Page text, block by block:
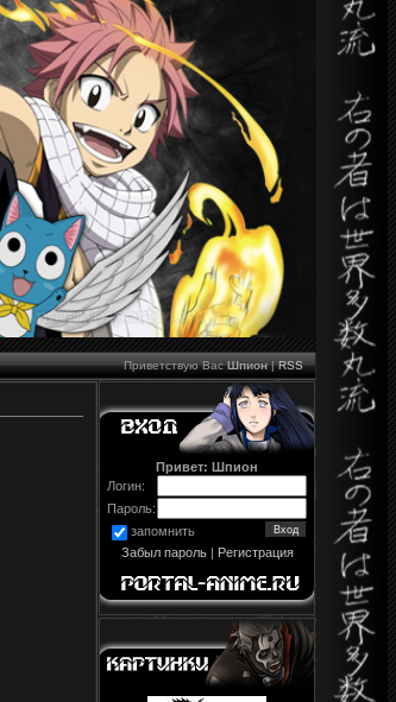
Приветствую Вас Шпион|RSS
Привет: Шпион
Логин:
Пароль:
запомнить
Забыл пароль| Регистрация